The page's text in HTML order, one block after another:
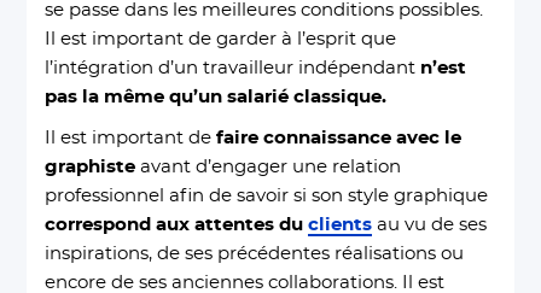
se passe dans les meilleures conditions possibles.
Il est important de garder à l’esprit que
l’intégration d’un travailleur indépendant n’est
pas la même qu’un salarié classique.
Il est important de faire connaissance avec le
graphiste avant d’engager une relation
professionnel afin de savoir si son style graphique
correspond aux attentes duclients au vu de ses
inspirations, de ses précédentes réalisations ou
encore de ses anciennes collaborations. Il est